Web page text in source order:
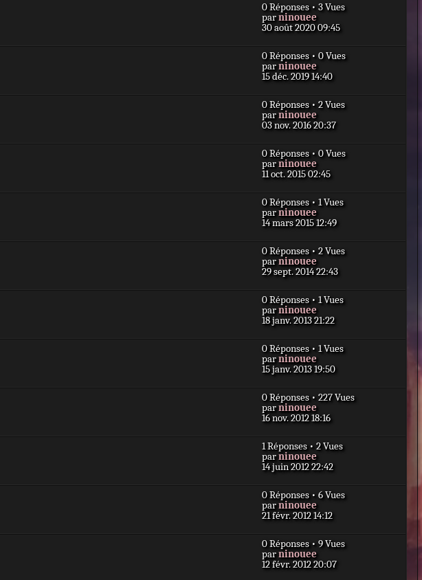
0 Réponses • 3 Vues
D
e
i
e
r
e
s
s
a
e
parninouee
30 août 2020 09:45
0 Réponses • 0 Vues
D
e
i
e
r
e
s
s
a
e
parninouee
15 déc. 2019 14:40
0 Réponses • 2 Vues
D
e
i
e
r
e
s
s
a
e
parninouee
03 nov. 2016 20:37
0 Réponses • 0 Vues
D
e
i
e
r
e
s
s
a
e
parninouee
11 oct. 2015 02:45
0 Réponses • 1 Vues
D
e
i
e
r
e
s
s
a
e
parninouee
14 mars 2015 12:49
0 Réponses • 2 Vues
D
e
i
e
r
e
s
s
a
e
parninouee
29 sept. 2014 22:43
0 Réponses • 1 Vues
D
e
i
e
r
e
s
s
a
e
parninouee
18 janv. 2013 21:22
0 Réponses • 1 Vues
D
e
i
e
r
e
s
s
a
e
parninouee
15 janv. 2013 19:50
0 Réponses • 227 Vues
D
e
i
e
r
e
s
s
a
e
parninouee
16 nov. 2012 18:16
1 Réponses • 2 Vues
D
e
i
e
r
e
s
s
a
parninouee
14 juin 2012 22:42
0 Réponses • 6 Vues
D
e
i
e
r
parninouee
21 févr. 2012 14:12
0 Réponses • 9 Vues
D
e
parninouee
12 févr. 2012 20:07